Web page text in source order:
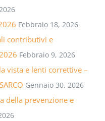
Febbraio 18, 2026
contributivi e
Febbraio 9, 2026
vista e lenti correttive –
Gennaio 30, 2026
della prevenzione e